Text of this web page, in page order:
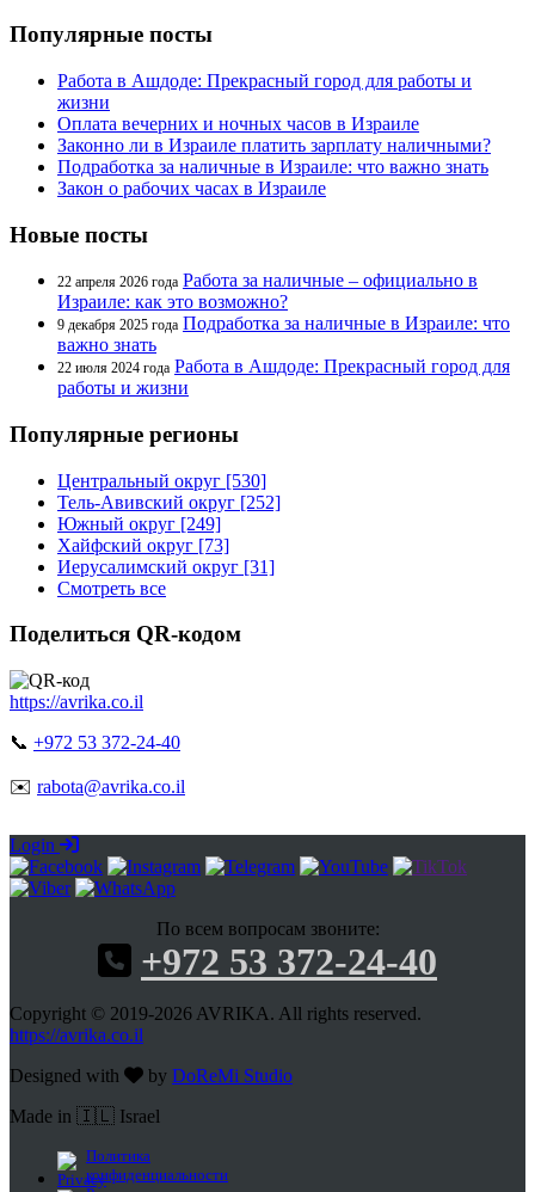
Популярные посты
Работа в Ашдоде: Прекрасный город для работы и
жизни
Оплата вечерних и ночных часов в Израиле
Законно ли в Израиле платить зарплату наличными?
Подработка за наличные в Израиле: что важно знать
Закон о рабочих часах в Израиле
Новые посты
22 апреля 2026 года Работа за наличные – официально в
Израиле: как это возможно?
9 декабря 2025 года Подработка за наличные в Израиле: что
важно знать
22 июля 2024 года Работа в Ашдоде: Прекрасный город для
работы и жизни
Популярные регионы
Центральный округ [530]
Тель-Авивский округ [252]
Южный округ [249]
Хайфский округ [73]
Иерусалимский округ [31]
Смотреть все
Поделиться QR-кодом
https://avrika.co.il
📞 +972 53 372-24-40
✉️ rabota@avrika.co.il
Login
По всем вопросам звоните:
+972 53 372-24-40
Copyright © 2019-2026 AVRIKA. All rights reserved.
https://avrika.co.il
Designed with
by DoReMi Studio
Made in 🇮🇱 Israel
Политика
конфиденциальности